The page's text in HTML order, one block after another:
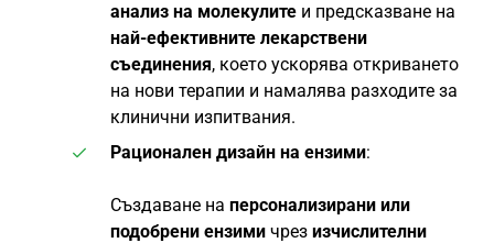
анализ на молекулите и предсказване на
най-ефективните лекарствени
съединения, което ускорява откриването
на нови терапии и намалява разходите за
клинични изпитвания.
Рационален дизайн на ензими:
Създаване на персонализирани или
подобрени ензими чрез изчислителни